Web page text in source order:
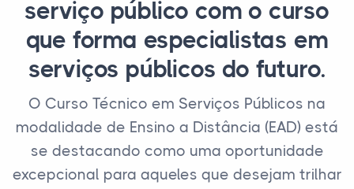
serviço público com o curso
que forma especialistas em
serviços públicos do futuro.
O Curso Técnico em Serviços Públicos na
modalidade de Ensino a Distância (EAD) está
se destacando como uma oportunidade
excepcional para aqueles que desejam trilhar